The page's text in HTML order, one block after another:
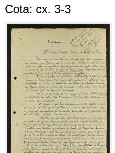
Cota: cx. 3-3